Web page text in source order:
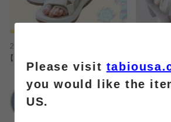
2026.08.07
【靴ズレから守る】サンダルガード
靴下屋
品☀️
Please visit
you would like the
US.